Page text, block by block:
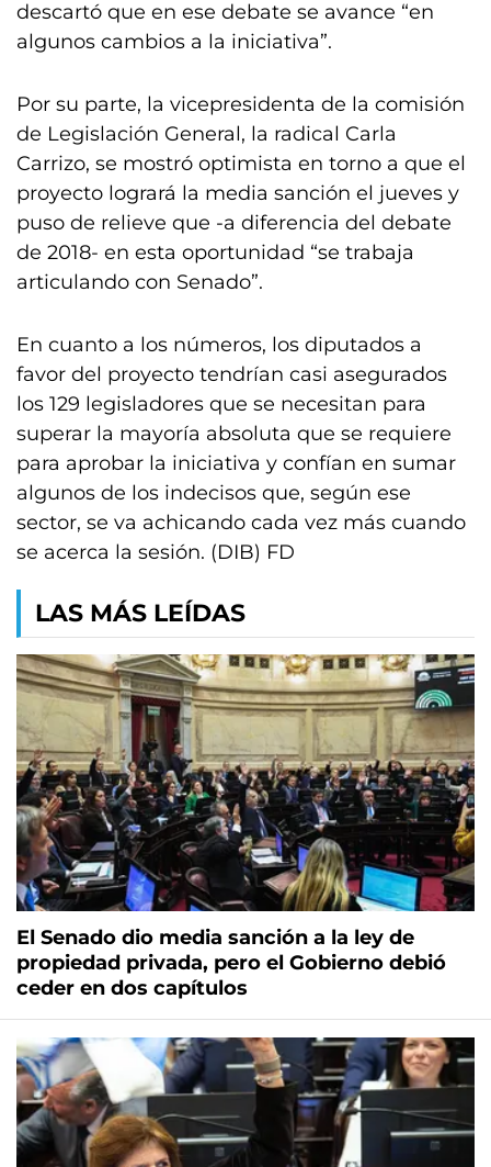
descartó que en ese debate se avance “en
algunos cambios a la iniciativa”.
Por su parte, la vicepresidenta de la comisión
de Legislación General, la radical Carla
Carrizo, se mostró optimista en torno a que el
proyecto logrará la media sanción el jueves y
puso de relieve que -a diferencia del debate
de 2018- en esta oportunidad “se trabaja
articulando con Senado”.
En cuanto a los números, los diputados a
favor del proyecto tendrían casi asegurados
los 129 legisladores que se necesitan para
superar la mayoría absoluta que se requiere
para aprobar la iniciativa y confían en sumar
algunos de los indecisos que, según ese
sector, se va achicando cada vez más cuando
se acerca la sesión. (DIB) FD
LAS MÁS LEÍDAS
El Senado dio media sanción a la ley de
propiedad privada, pero el Gobierno debió
ceder en dos capítulos